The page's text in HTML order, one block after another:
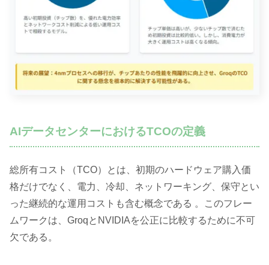
AIデータセンターにおけるTCOの定義
総所有コスト（TCO）とは、初期のハードウェア購入価
格だけでなく、電力、冷却、ネットワーキング、保守とい
った継続的な運用コストも含む概念である 。このフレー
ムワークは、GroqとNVIDIAを公正に比較するために不可
欠である。